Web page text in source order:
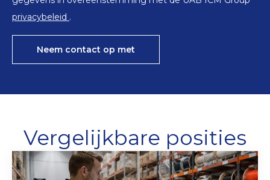
privacybeleid .
Neem contact op met
Vergelijkbare posities